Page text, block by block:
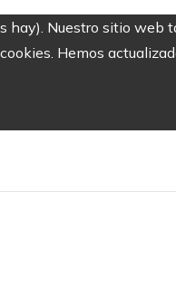
hay). Nuestro sitio web
Hemos